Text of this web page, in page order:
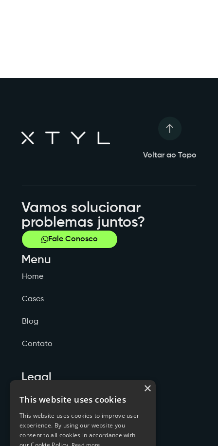
Voltar ao Topo
Vamos solucionar
problemas juntos?
Fale Conosco
Menu
Home
Cases
Blog
Contato
Legal
Termos de Serviço
Cookies
×
This website uses cookies
This website uses cookies to improve user
experience. By using our website you
consent to all cookies in accordance with